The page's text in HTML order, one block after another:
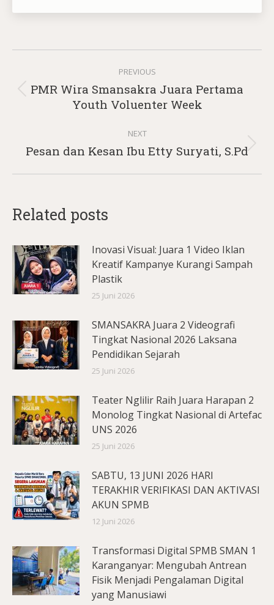
navigation
PREVIOUS
Previous
post:
PMR Wira Smansakra Juara Pertama
Youth Voluenter Week
NEXT
Next
Pesan dan Kesan Ibu Etty Suryati, S.Pd
Related posts
Inovasi Visual: Juara 1 Video Iklan
Kreatif Kampanye Kurangi Sampah
Plastik
25 Juni 2026
SMANSAKRA Juara 2 Videografi
Tingkat Nasional 2026 Laksana
Pendidikan Sejarah
25 Juni 2026
Teater Nglilir Raih Juara Harapan 2
Monolog Tingkat Nasional di Artefac
UNS 2026
25 Juni 2026
SABTU, 13 JUNI 2026 HARI
TERAKHIR VERIFIKASI DAN AKTIVASI
AKUN SPMB
12 Juni 2026
Transformasi Digital SPMB SMAN 1
Karanganyar: Mengubah Antrean
Fisik Menjadi Pengalaman Digital
yang Manusiawi